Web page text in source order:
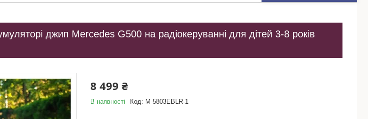
джип Mercedes G500 на радіокеруванні для дітей 3-8 років
8 499 ₴
В наявності Код: M 5803EBLR-1